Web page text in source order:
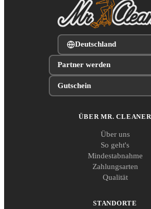
Deutschland
Partner werden
Gutschein
ÜBER MR. CLEANER
Über uns
So geht's
Mindestabnahme
Zahlungsarten
Qualität
STANDORTE